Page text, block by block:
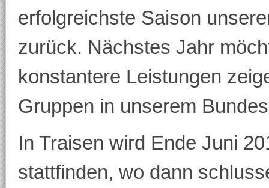
erfolgreichste Saison
zurück. Nächstes Jahr
konstantere Leistungen
Gruppen in unserem
In Traisen wird Ende Juni
stattfinden, wo dann